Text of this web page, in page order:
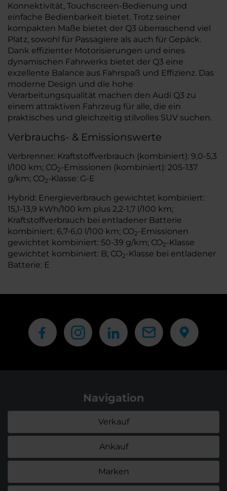
Konnektivität, Touchscreen-Bedienung und
einfache Bedienbarkeit bietet. Trotz seiner
kompakten Maße bietet der Q3 überraschend viel
Platz, sowohl für Passagiere als auch für Gepäck.
Dank effizienter Motorisierungen und eines
dynamischen Fahrwerks bietet der Q3 eine
exzellente Balance aus Fahrspaß und Effizienz. Das
moderne Design und die hohe
Verarbeitungsqualität machen den Audi Q3 zu
einem attraktiven Fahrzeug für alle, die ein
praktisches und gleichzeitig stilvolles SUV suchen.
Verbrauchs- & Emissionswerte
Verbrenner: Kraftstoffverbrauch (kombiniert): 9,0-5,3
l/100 km; CO2-Emissionen (kombiniert): 205-137
g/km; CO2-Klasse: G-E
Hybrid: Energieverbrauch gewichtet kombiniert:
15,1-13,9 kWh/100 km plus 2,2-1,7 l/100 km;
Kraftstoffverbrauch bei entladener Batterie
kombiniert: 6,7-6,0 l/100 km; CO2-Emissionen
gewichtet kombiniert: 50-39 g/km; CO2-Klasse
gewichtet kombiniert: B; CO2-Klasse bei entladener
Batterie: E
Navigation
Verkauf
Ankauf
Marken